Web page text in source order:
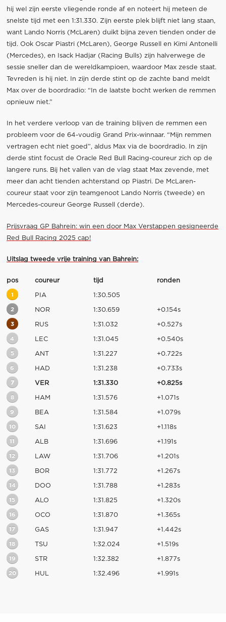
hij wel zijn eerste vliegende ronde af en noteert hij meteen de
snelste tijd met een 1:31.330. Zijn eerste plek blijft niet lang staan,
want Lando Norris (McLaren) duikt bijna zeven tienden onder de
tijd. Ook Oscar Piastri (McLaren), George Russell en Kimi Antonelli
(Mercedes), en Isack Hadjar (Racing Bulls) zijn halverwege de
sessie sneller dan de wereldkampioen, waardoor Max zesde staat.
Tevreden is hij niet. In zijn derde stint op de zachte band meldt
Max over de boordradio: “In de laatste bocht werken de remmen
opnieuw niet.”
In het verdere verloop van de training blijven de remmen een
probleem voor de 64-voudig Grand Prix-winnaar. “Mijn remmen
vertragen echt niet goed”, aldus Max via de boordradio. In zijn
derde stint focust de Oracle Red Bull Racing-coureur zich op de
langere runs. Bij het vallen van de vlag staat Max zevende, met
meer dan acht tienden achterstand op Piastri. De McLaren-
coureur staat voor zijn teamgenoot Lando Norris (tweede) en
Mercedes-coureur George Russell (derde).
Prijsvraag GP Bahrein: win een door Max Verstappen gesigneerde
Red Bull Racing 2025 cap!
Uitslag tweede vrije training van Bahrein:
pos coureur tijd ronden
1 PIA 1:30.505
2 NOR 1:30.659 +0.154s
3 RUS 1:31.032 +0.527s
4 LEC 1:31.045 +0.540s
5 ANT 1:31.227 +0.722s
6 HAD 1:31.238 +0.733s
7 VER 1:31.330 +0.825s
8 HAM 1:31.576 +1.071s
9 BEA 1:31.584 +1.079s
10 SAI 1:31.623 +1.118s
11 ALB 1:31.696 +1.191s
12 LAW 1:31.706 +1.201s
13 BOR 1:31.772 +1.267s
14 DOO 1:31.788 +1.283s
15 ALO 1:31.825 +1.320s
16 OCO 1:31.870 +1.365s
17 GAS 1:31.947 +1.442s
18 TSU 1:32.024 +1.519s
19 STR 1:32.382 +1.877s
20 HUL 1:32.496 +1.991s